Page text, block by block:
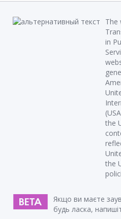
The
in
the
the
Якщо ви маєте
будь ласка,